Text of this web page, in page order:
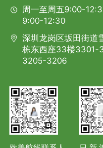
周一至周五9:00-
9:00-12:30
深圳龙岗区坂田街道
栋东西座33楼
3205-3206